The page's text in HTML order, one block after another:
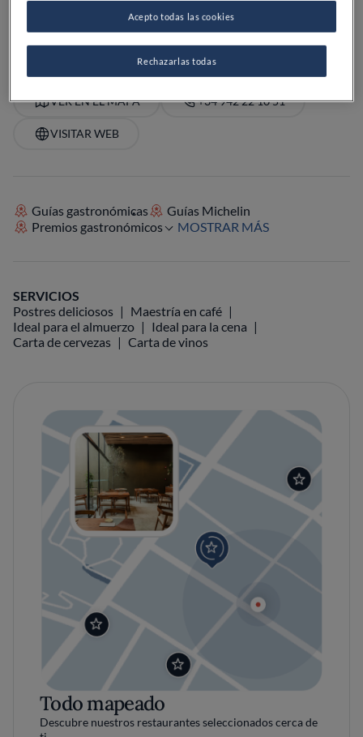
VER EN EL MAPA +34 942 22 10 51
VISITAR WEB
Guías gastronómicas
Guías Michelin
Premios gastronómicos
MOSTRAR MÁS
SERVICIOS
Postres deliciosos
Maestría en café
Ideal para el almuerzo
Ideal para la cena
Carta de cervezas
Carta de vinos
Todo mapeado
Descubre nuestros restaurantes seleccionados cerca de
Rechazarlas todas
Acepto todas las cookies